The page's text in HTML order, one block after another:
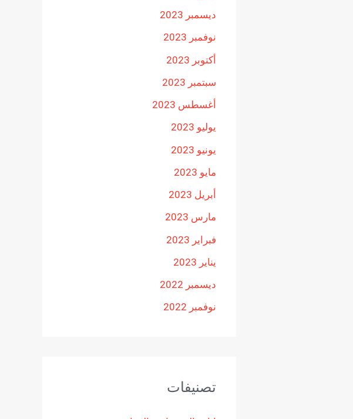
ديسمبر 2023
نوفمبر 2023
أكتوبر 2023
سبتمبر 2023
أغسطس 2023
يوليو 2023
يونيو 2023
مايو 2023
أبريل 2023
مارس 2023
فبراير 2023
يناير 2023
ديسمبر 2022
نوفمبر 2022
تصنيفات